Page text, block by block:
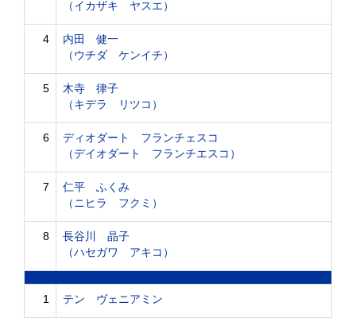
（イカザキ ヤスエ）
4
内田 健一
（ウチダ ケンイチ）
5
木寺 律子
（キデラ リツコ）
6
ディオダート フランチェスコ
（デイオダート フランチエスコ）
7
仁平 ふくみ
（ニヒラ フクミ）
8
長谷川 晶子
（ハセガワ アキコ）
1 テン ヴェニアミン